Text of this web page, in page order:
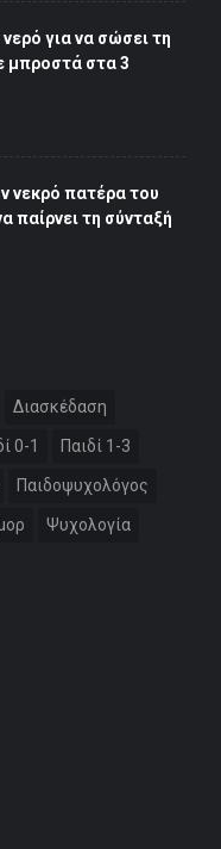
για να σώσει τη
μπροστά στα 3
νεκρό πατέρα του
παίρνει τη σύνταξή
Διασκέδαση
0-1 Παιδί 1-3
Παιδοψυχολόγος
Ψυχολογία